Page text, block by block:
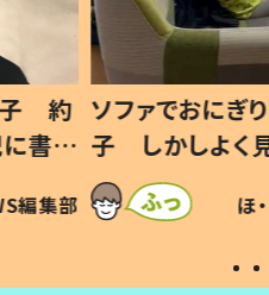
歳息
？」
編集部
小1から不登校
ッド」だった
作り続ける理由
#令和の子
SNSで話題 ほ